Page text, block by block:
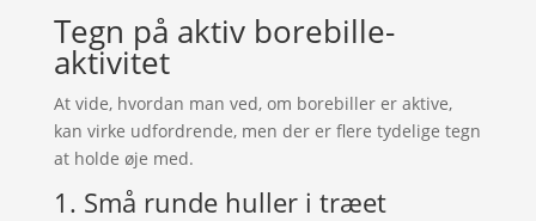
Tegn på aktiv borebille-
aktivitet
At vide, hvordan man ved, om borebiller er aktive,
kan virke udfordrende, men der er flere tydelige tegn
at holde øje med.
1. Små runde huller i træet